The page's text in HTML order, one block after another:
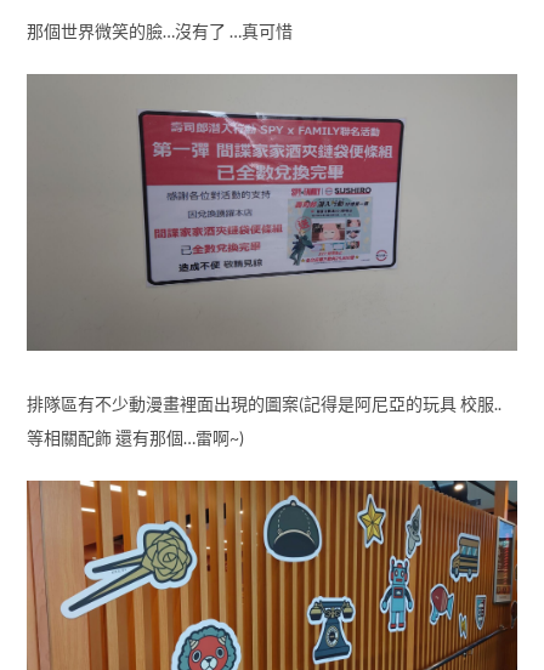
那個世界微笑的臉…沒有了 …真可惜
排隊區有不少動漫畫裡面出現的圖案(記得是阿尼亞的玩具 校服..
等相關配飾 還有那個…雷啊~)